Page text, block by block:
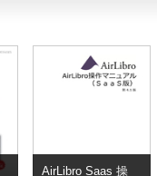
AirLibro Saas 操